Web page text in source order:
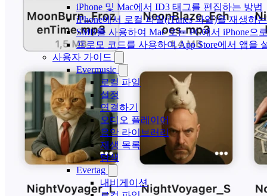
iPhone 및 Mac에서 ID3 태그를 편집하는 방법
iPhone에서 로컬 파일(iTunes 파일)을 재생하
SMB를 사용하여 Mac 또는 PC에서 iPhone으
프로모 코드를 사용하여 App Store에서 앱을
사용자 가이드
Evermusic
로컬 파일
설정
연결하기
오디오 플레이어
음악 라이브러리
재생 목록
탐색
Evertag
내비게이션